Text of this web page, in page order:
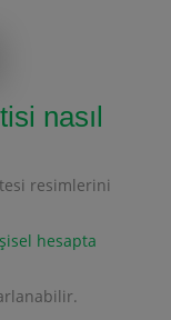
nasıl
resimlerini
hesapta